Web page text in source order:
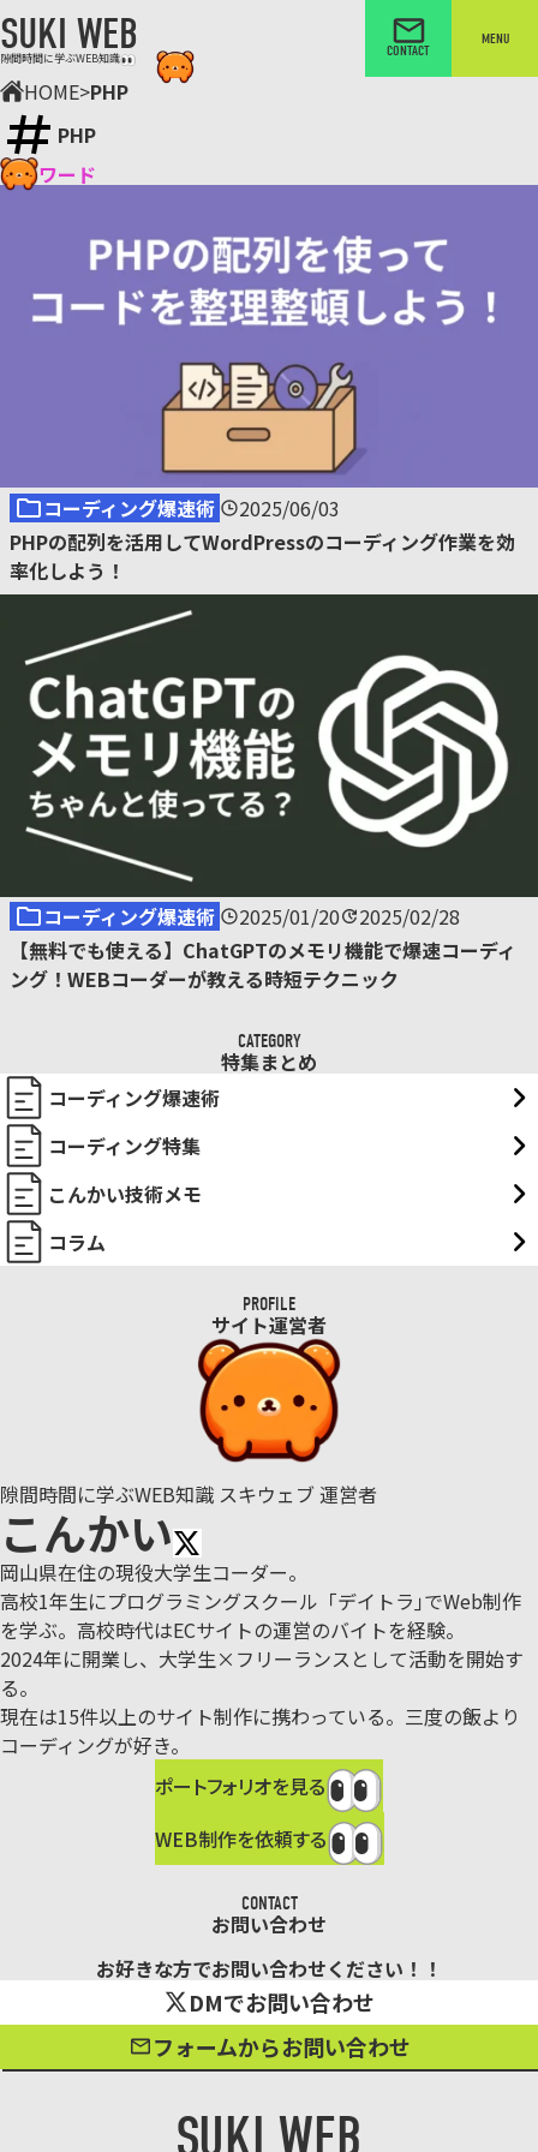
SUKI WEB
隙間時間に学ぶWEB知識 CONTACT
MENU
HOME>PHP
PHP
キーワード
コーディング爆速術
2025/06/03
PHPの配列を活用してWordPressのコーディング作業を効
率化しよう！
コーディング爆速術 2025/01/20
2025/02/28
【無料でも使える】ChatGPTのメモリ機能で爆速コーディ
ング！WEBコーダーが教える時短テクニック
CATEGORY
特集まとめ
コーディング爆速術
コーディング特集
こんかい技術メモ
コラム
PROFILE
サイト運営者
隙間時間に学ぶWEB知識 スキウェブ 運営者
こんかい
岡山県在住の現役大学生コーダー。
高校1年生にプログラミングスクール「デイトラ｣でWeb制作
を学ぶ。 高校時代はECサイトの運営のバイトを経験。
2024年に開業し、大学生×フリーランスとして活動を開始す
る。
現在は15件以上のサイト制作に携わっている。三度の飯より
コーディングが好き。
ポートフォリオを見る
WEB制作を依頼する
CONTACT
お問い合わせ
お好きな方でお問い合わせください！！
DMでお問い合わせ
フォームからお問い合わせ
SUKI WEB